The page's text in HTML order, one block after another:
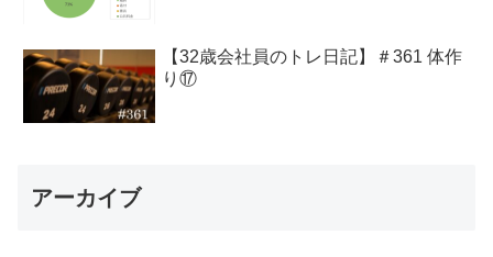
【32歳会社員のトレ日記】＃361 体作
り⑰
アーカイブ